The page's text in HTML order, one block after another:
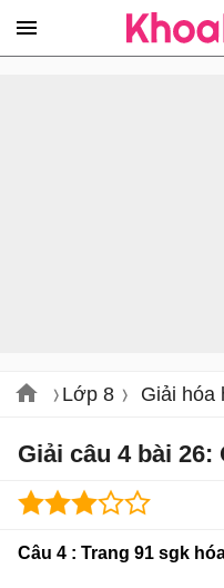
Lớp 8 Giải hóa
Giải câu 4 bài 26:
Câu 4 : Trang 91 sgk